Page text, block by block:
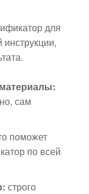
для
инструкции,
сам
поможет
по всей
строго